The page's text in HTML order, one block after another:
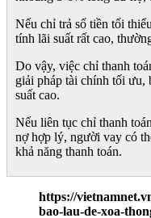
Nếu chỉ trả số tiền tối
tính lãi suất rất cao,
Do vậy, việc chỉ thanh
giải pháp tài chính tối
suất cao.
Nếu liên tục chỉ thanh
nợ hợp lý, người vay có
khả năng thanh toán.
https://
bao-lau-de-xoa-